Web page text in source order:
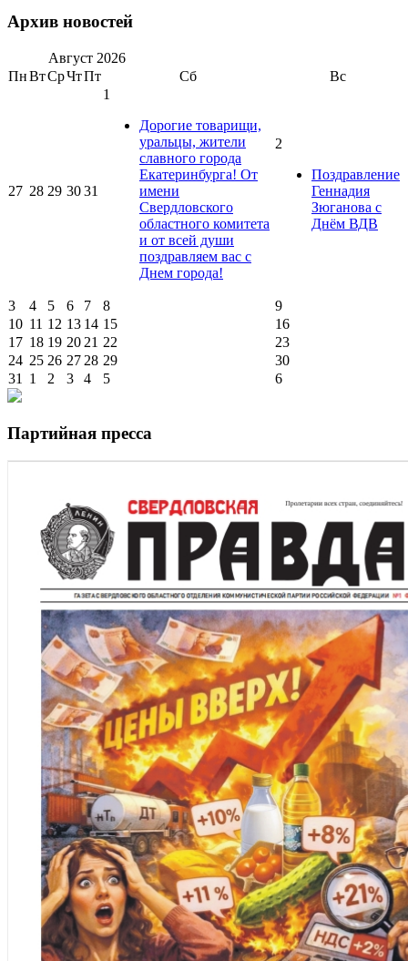
Архив новостей
Август 2026
ПнВтСрЧтПт Сб Вс
27 28 29 3031
1
Дорогие товарищи,
уральцы, жители
славного города
Екатеринбурга! От
имени
Свердловского
областного комитета
и от всей души
поздравляем вас с
Днем города!
2
Поздравление
Геннадия
Зюганова с
Днём ВДВ
3 4 5 6 7 8
9
10 11 12 13 14 15
16
17 18 19 20 21 22
23
24 25 26 27 28 29
30
31
1 2 3 4 5 6
Партийная пресса